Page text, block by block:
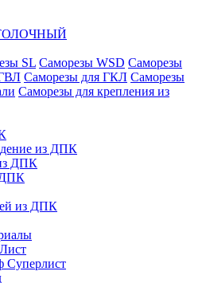
SL Саморезы WSD Саморезы
Саморезы для ГКЛ Саморезы
Саморезы для крепления из
из ДПК
ДПК
ДПК
из ДПК
Суперлист